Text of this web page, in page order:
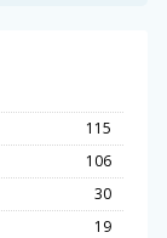
115
106
30
19